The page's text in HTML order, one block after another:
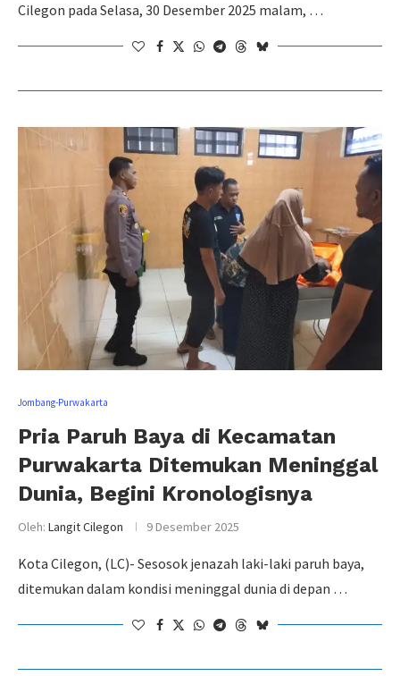
Cilegon pada Selasa, 30 Desember 2025 malam, …
Jombang-Purwakarta
Pria Paruh Baya di Kecamatan
Purwakarta Ditemukan Meninggal
Dunia, Begini Kronologisnya
Oleh: Langit Cilegon 9 Desember 2025
Kota Cilegon, (LC)- Sesosok jenazah laki-laki paruh baya,
ditemukan dalam kondisi meninggal dunia di depan …